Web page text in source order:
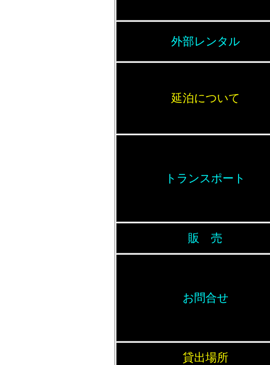
外部レンタル
延泊について
トランスポート
販 売
お問合せ
貸出場所